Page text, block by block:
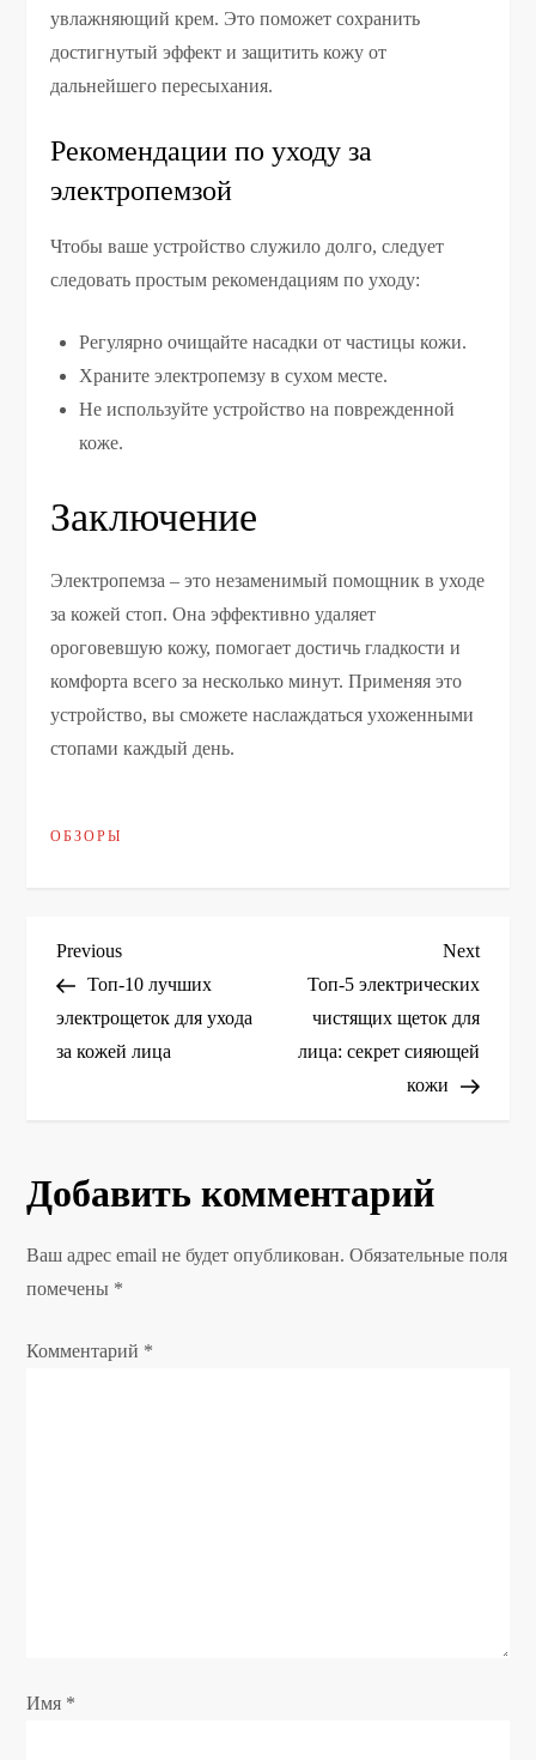
увлажняющий крем. Это поможет сохранить
достигнутый эффект и защитить кожу от
дальнейшего пересыхания.
Рекомендации по уходу за
электропемзой
Чтобы ваше устройство служило долго, следует
следовать простым рекомендациям по уходу:
Регулярно очищайте насадки от частицы кожи.
Храните электропемзу в сухом месте.
Не используйте устройство на поврежденной
коже.
Заключение
Электропемза – это незаменимый помощник в уходе
за кожей стоп. Она эффективно удаляет
ороговевшую кожу, помогает достичь гладкости и
комфорта всего за несколько минут. Применяя это
устройство, вы сможете наслаждаться ухоженными
стопами каждый день.
ОБЗОРЫ
Н
а
г
а
ц
и
п
Previous
Post
Previous
Топ-10 лучших
электрощеток для ухода
за кожей лица
Next
Post
Next
Топ-5 электрических
чистящих щеток для
лица: секрет сияющей
кожи
Добавить комментарий
Ваш адрес email не будет опубликован. Обязательные поля
помечены *
Комментарий *
Имя *